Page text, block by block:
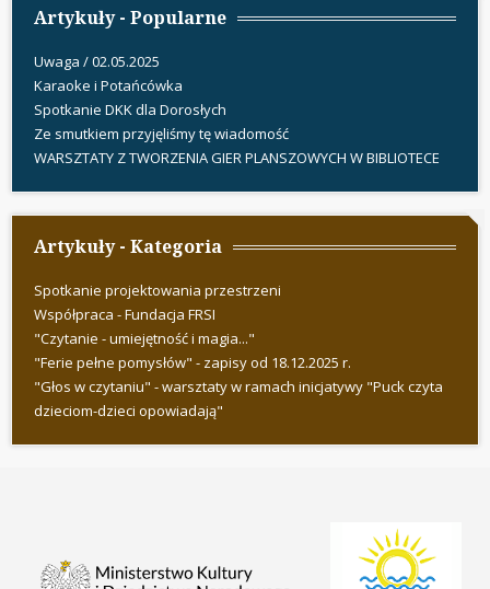
Artykuły - Popularne
Uwaga / 02.05.2025
Karaoke i Potańcówka
Spotkanie DKK dla Dorosłych
Ze smutkiem przyjęliśmy tę wiadomość
WARSZTATY Z TWORZENIA GIER PLANSZOWYCH W BIBLIOTECE
Artykuły - Kategoria
Spotkanie projektowania przestrzeni
Współpraca - Fundacja FRSI
"Czytanie - umiejętność i magia..."
"Ferie pełne pomysłów" - zapisy od 18.12.2025 r.
"Głos w czytaniu" - warsztaty w ramach inicjatywy "Puck czyta
dzieciom-dzieci opowiadają"